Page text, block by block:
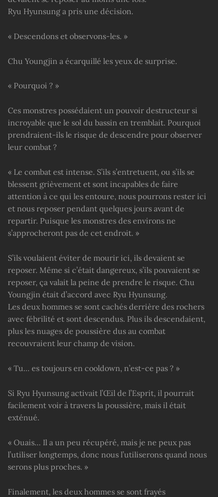
Ryu Hyunsung a pris une décision.
« Descendons et observons-les. »
Chu Youngjin a écarquillé les yeux de surprise.
« Pourquoi ? »
Ces monstres possédaient un pouvoir destructeur si
incroyable que le sol du bassin en tremblait. Pourquoi
prendraient-ils le risque de descendre pour observer
leur combat ?
« Le combat est intense. S’ils s’entretuent, ou s’ils se
blessent grièvement et sont incapables de faire
attention à ce qui les entoure, nous pourrons rester ici
et nous reposer pendant quelques jours avant de
repartir. Puisque les monstres des environs ne
s’approcheront pas de cet endroit. »
S’ils voulaient éviter de mourir ici, ils devaient se
reposer. Même si c’était dangereux, s’ils pouvaient se
reposer, ça valait la peine de prendre le risque. Chu
Youngjin était d’accord avec Ryu Hyunsung.
Les deux hommes se sont cachés derrière des rochers
avec fébrilité et sont descendus. Plus ils descendaient,
plus les nuages de poussière dus au combat
recouvraient leur champ de vision.
« Tu… es toujours en cooldown, n’est-ce pas ? »
Si Ryu Hyunsung activait l’Œil de l’Esprit, il pourrait
facilement voir à travers la poussière, mais il était
exténué.
« Ouais… Il a un peu récupéré, mais je ne peux pas
l’utiliser longtemps, donc nous l’utiliserons quand nous
serons plus proches. »
Finalement, les deux hommes se sont frayés